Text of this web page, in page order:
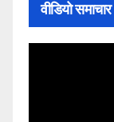
वीडियो समाचार